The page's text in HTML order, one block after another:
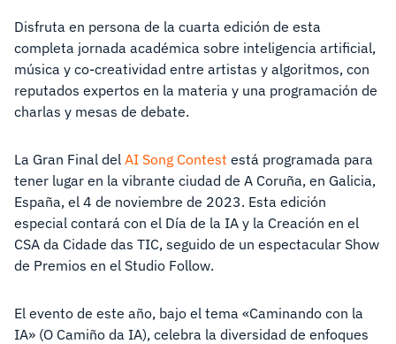
Disfruta en persona de la cuarta edición de esta
completa jornada académica sobre inteligencia artificial,
música y co-creatividad entre artistas y algoritmos, con
reputados expertos en la materia y una programación de
charlas y mesas de debate.
La Gran Final del AI Song Contest está programada para
tener lugar en la vibrante ciudad de A Coruña, en Galicia,
España, el 4 de noviembre de 2023. Esta edición
especial contará con el Día de la IA y la Creación en el
CSA da Cidade das TIC, seguido de un espectacular Show
de Premios en el Studio Follow.
El evento de este año, bajo el tema «Caminando con la
IA» (O Camiño da IA), celebra la diversidad de enfoques